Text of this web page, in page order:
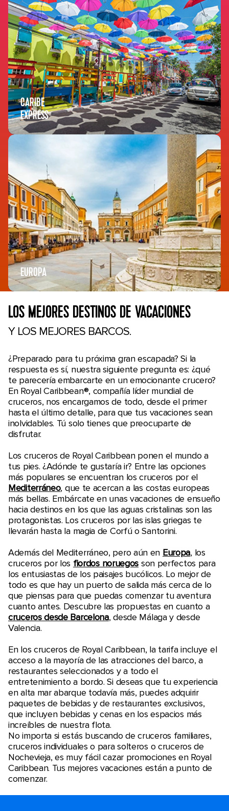
CARIBE
EXPRESS
EUROPA
LOS MEJORES DESTINOS DE VACACIONES
Y LOS MEJORES BARCOS.
¿Preparado para tu próxima gran escapada? Si la
respuesta es sí, nuestra siguiente pregunta es: ¿qué
te parecería embarcarte en un emocionante crucero?
En Royal Caribbean®, compañía líder mundial de
cruceros, nos encargamos de todo, desde el primer
hasta el último detalle, para que tus vacaciones sean
inolvidables. Tú solo tienes que preocuparte de
disfrutar.
Los cruceros de Royal Caribbean ponen el mundo a
tus pies. ¿Adónde te gustaría ir? Entre las opciones
más populares se encuentran los cruceros por el
Mediterráneo, que te acercan a las costas europeas
más bellas. Embárcate en unas vacaciones de ensueño
hacia destinos en los que las aguas cristalinas son las
protagonistas. Los cruceros por las islas griegas te
llevarán hasta la magia de Corfú o Santorini.
Además del Mediterráneo, pero aún en Europa, los
cruceros por los fiordos noruegos son perfectos para
los entusiastas de los paisajes bucólicos. Lo mejor de
todo es que hay un puerto de salida más cerca de lo
que piensas para que puedas comenzar tu aventura
cuanto antes. Descubre las propuestas en cuanto a
cruceros desde Barcelona, desde Málaga y desde
Valencia.
En los cruceros de Royal Caribbean, la tarifa incluye el
acceso a la mayoría de las atracciones del barco, a
restaurantes seleccionados y a todo el
entretenimiento a bordo. Si deseas que tu experiencia
en alta mar abarque todavía más, puedes adquirir
paquetes de bebidas y de restaurantes exclusivos,
que incluyen bebidas y cenas en los espacios más
increíbles de nuestra flota.
No importa si estás buscando de cruceros familiares,
cruceros individuales o para solteros o cruceros de
Nochevieja, es muy fácil cazar promociones en Royal
Caribbean. Tus mejores vacaciones están a punto de
comenzar.